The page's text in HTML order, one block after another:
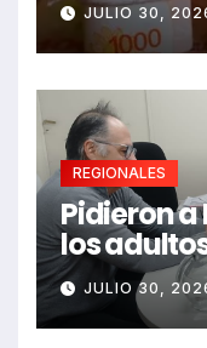
JULIO 30,
REGIONALES
Pidieron a
los
JULIO 30,